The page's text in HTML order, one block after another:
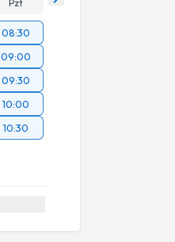
Pzt
08:30
09:00
09:30
10:00
10:30